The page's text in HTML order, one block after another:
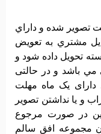
تصوير شده و داراي
مشتري به تعويض
تحويل داده شود و
و 1 ماه گارانتي مي باشد و در حالتی
دارای یک ماه مهلت
و یا نداشتن تصویر
در صورت مرجوع
مجموعه افق سالم